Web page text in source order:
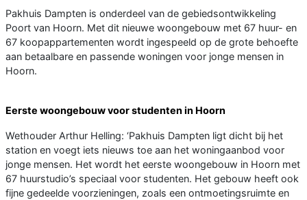
Pakhuis Dampten is onderdeel van de gebiedsontwikkeling
Poort van Hoorn. Met dit nieuwe woongebouw met 67 huur- en
67 koopappartementen wordt ingespeeld op de grote behoefte
aan betaalbare en passende woningen voor jonge mensen in
Hoorn.
Eerste woongebouw voor studenten in Hoorn
Wethouder Arthur Helling: ‘Pakhuis Dampten ligt dicht bij het
station en voegt iets nieuws toe aan het woningaanbod voor
jonge mensen. Het wordt het eerste woongebouw in Hoorn met
67 huurstudio’s speciaal voor studenten. Het gebouw heeft ook
fijne gedeelde voorzieningen, zoals een ontmoetingsruimte en